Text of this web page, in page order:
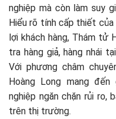
nghiệp mà còn làm suy
Hiểu rõ tính cấp thiết
lợi khách hàng, Thám tử
tra hàng giả, hàng nhái
Với phương châm
Hoàng Long mang
nghiệp ngăn chặn rủi ro,
trên thị trường.